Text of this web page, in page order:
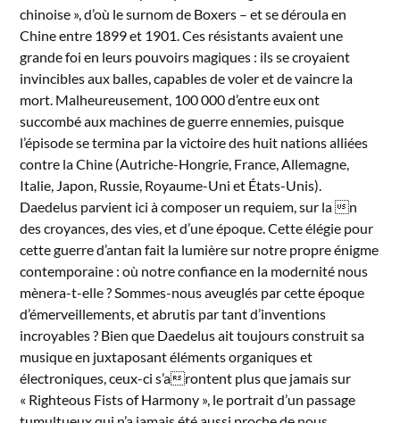
chinoise », d’où le surnom de Boxers – et se déroula en
Chine entre 1899 et 1901. Ces résistants avaient une
grande foi en leurs pouvoirs magiques : ils se croyaient
invincibles aux balles, capables de voler et de vaincre la
mort. Malheureusement, 100 000 d’entre eux ont
succombé aux machines de guerre ennemies, puisque
l’épisode se termina par la victoire des huit nations alliées
contre la Chine (Autriche-Hongrie, France, Allemagne,
Italie, Japon, Russie, Royaume-Uni et États-Unis).
Daedelus parvient ici à composer un requiem, sur la n
des croyances, des vies, et d’une époque. Cette élégie pour
cette guerre d’antan fait la lumière sur notre propre énigme
contemporaine : où notre confiance en la modernité nous
mènera-t-elle ? Sommes-nous aveuglés par cette époque
d’émerveillements, et abrutis par tant d’inventions
incroyables ? Bien que Daedelus ait toujours construit sa
musique en juxtaposant éléments organiques et
électroniques, ceux-ci s’arontent plus que jamais sur
« Righteous Fists of Harmony », le portrait d’un passage